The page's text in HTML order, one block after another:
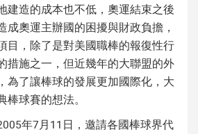
建造的成本也不低，奧運結束之後
成奧運主辦國的困擾與財政負擔，
目，除了是對美國職棒的報復性行
措施之一，但近幾年的大聯盟的外
為了讓棒球的發展更加國際化，大
球賽的想法。
年7月11日，邀請各國棒球界代